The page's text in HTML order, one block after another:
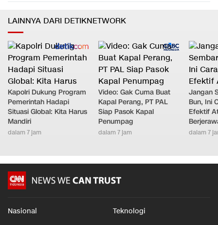
LAINNYA DARI DETIKNETWORK
Kapolri Dukung Program
Pemerintah Hadapi
Situasi Global: Kita Harus
Mandiri
dalam 7 jam
Video: Gak Cuma Buat
Kapal Perang, PT PAL
Siap Pasok Kapal
Penumpag
dalam 7 jam
Jangan
Bun, Ini
Efektif
dalam 7
Nasional Teknologi